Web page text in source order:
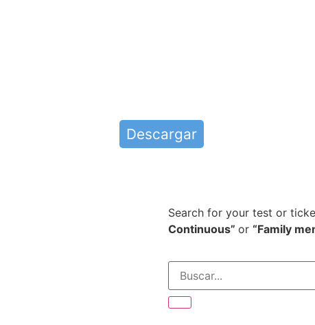
Descargar
Search for your test or
Continuous” or “Family